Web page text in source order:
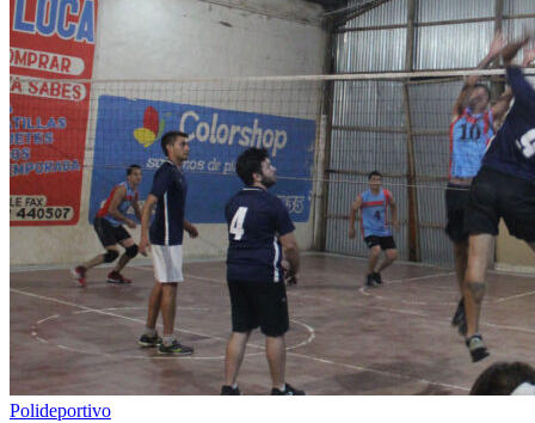
Polideportivo